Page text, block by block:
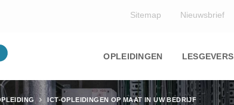
Sitemap Nieuwsbrief
navigation
OPLEIDINGEN LESGEVERS
ICT-OPLEIDINGEN OP MAAT IN UW BEDRIJF